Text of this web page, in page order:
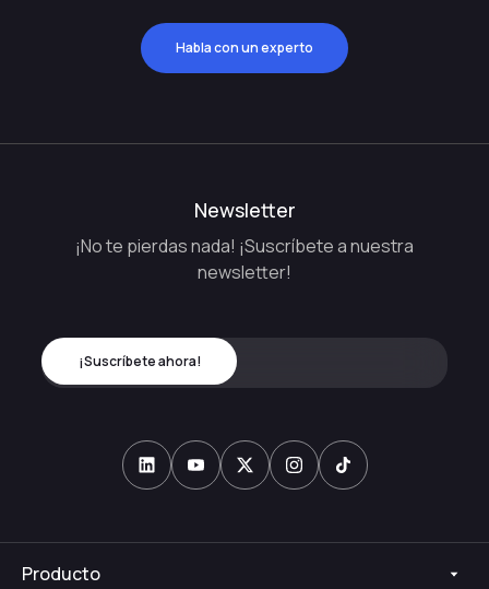
Habla con un experto
Newsletter
¡No te pierdas nada! ¡Suscríbete a nuestra
newsletter!
Producto